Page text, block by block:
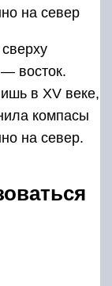
на север
восток.
в XV веке,
компасы
на север.